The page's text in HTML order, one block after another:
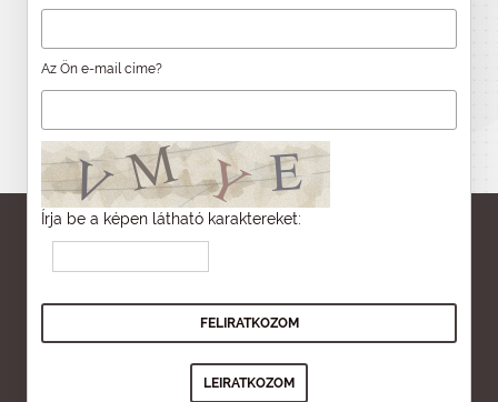
Az Ön e-mail címe?
Írja be a képen látható karaktereket: